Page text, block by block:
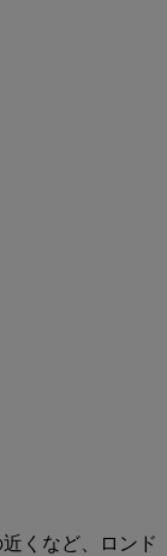
くなど、ロンド